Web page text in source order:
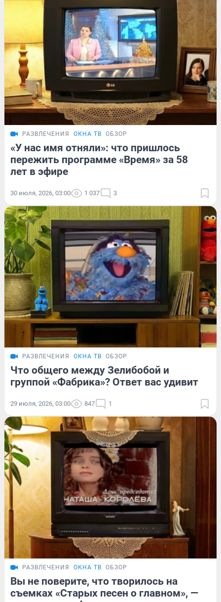
РАЗВЛЕЧЕНИЯ ОКНА ТВ ОБЗОР
«У нас имя отняли»: что пришлось
пережить программе «Время» за 58
лет в эфире
30 июля, 2026, 03:00 1 037 3
РАЗВЛЕЧЕНИЯ ОКНА ТВ ОБЗОР
Что общего между Зелибобой и
группой «Фабрика»? Ответ вас удивит
29 июля, 2026, 03:00 847 1
РАЗВЛЕЧЕНИЯ ОКНА ТВ ОБЗОР
Вы не поверите, что творилось на
съемках «Старых песен о главном», —